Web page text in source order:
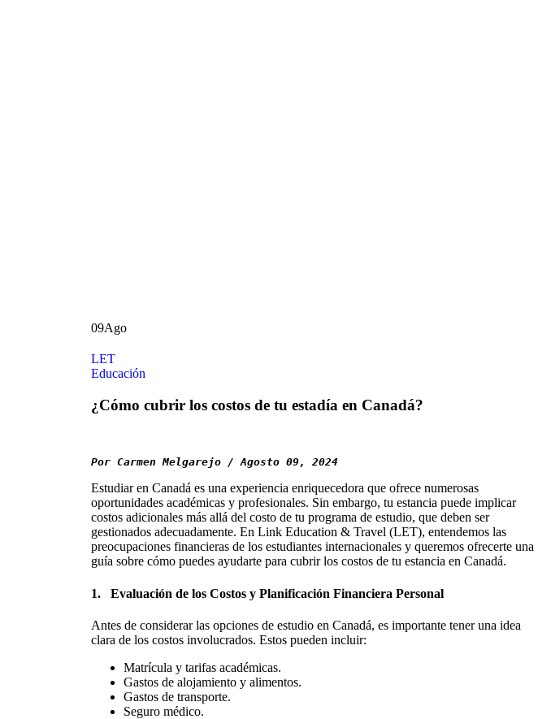
09Ago
LET
Educación
¿Cómo cubrir los costos de tu estadía en Canadá?
Por Carmen Melgarejo / Agosto 09, 2024
Estudiar en Canadá es una experiencia enriquecedora que ofrece numerosas
oportunidades académicas y profesionales. Sin embargo, tu estancia puede implicar
costos adicionales más allá del costo de tu programa de estudio, que deben ser
gestionados adecuadamente. En Link Education & Travel (LET), entendemos las
preocupaciones financieras de los estudiantes internacionales y queremos ofrecerte una
guía sobre cómo puedes ayudarte para cubrir los costos de tu estancia en Canadá.
1. Evaluación de los Costos y Planificación Financiera Personal
Antes de considerar las opciones de estudio en Canadá, es importante tener una idea
clara de los costos involucrados. Estos pueden incluir:
Matrícula y tarifas académicas.
Gastos de alojamiento y alimentos.
Gastos de transporte.
Seguro médico.